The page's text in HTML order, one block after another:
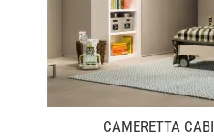
CAMERETTA